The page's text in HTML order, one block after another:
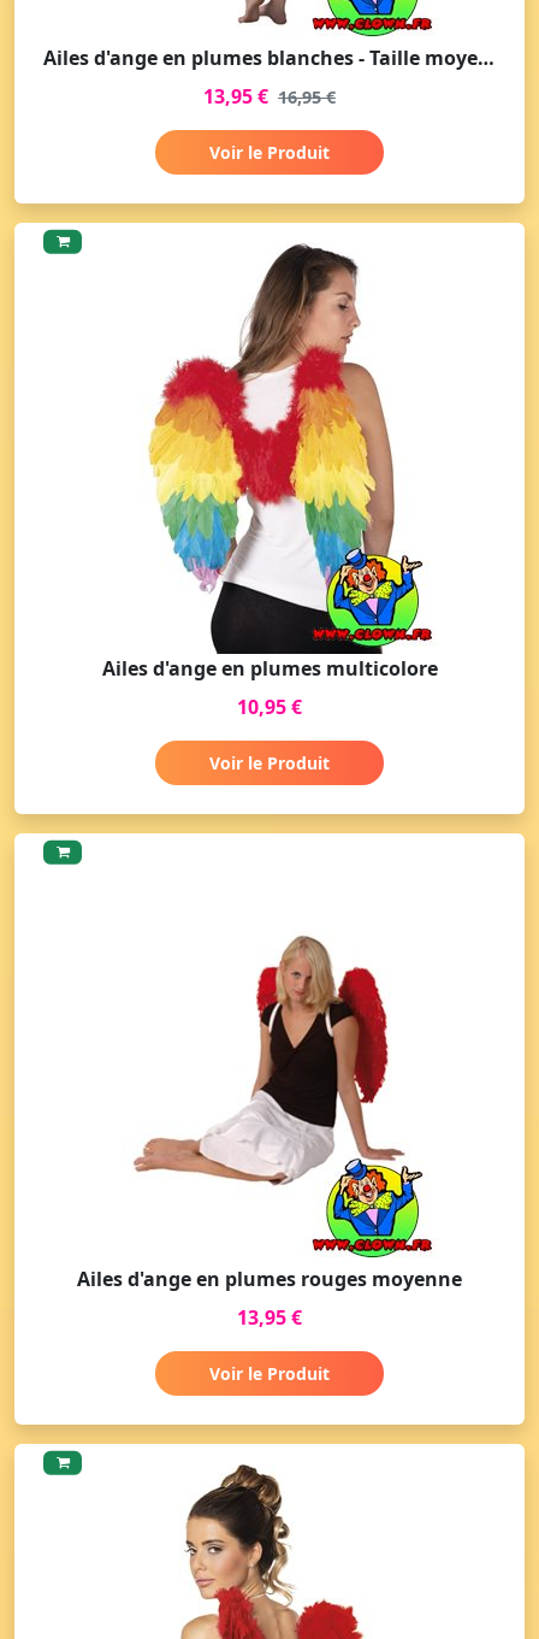
Ailes d'ange en plumes blanches - Taille moyenne
13,95 € 16,95 €
Voir le Produit
Ailes d'ange en plumes multicolore
10,95 €
Voir le Produit
Ailes d'ange en plumes rouges moyenne
13,95 €
Voir le Produit